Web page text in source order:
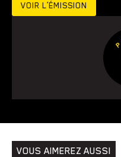
Voyage Yoga
VOIR L’ÉMISSION
VOUS AIMEREZ AUSSI